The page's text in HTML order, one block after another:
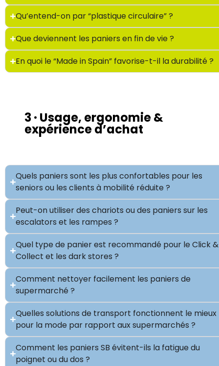
Qu’entend-on par “plastique circulaire” ?
Que deviennent les paniers en fin de vie ?
En quoi le “Made in Spain” favorise-t-il la durabilité ?
3 · Usage, ergonomie &
expérience d’achat
Quels paniers sont les plus confortables pour les
seniors ou les clients à mobilité réduite ?
Peut-on utiliser des chariots ou des paniers sur les
escalators et les rampes ?
Quel type de panier est recommandé pour le Click &
Collect et les dark stores ?
Comment nettoyer facilement les paniers de
supermarché ?
Quelles solutions de transport fonctionnent le mieux
pour la mode par rapport aux supermarchés ?
Comment les paniers SB évitent-ils la fatigue du
poignet ou du dos ?